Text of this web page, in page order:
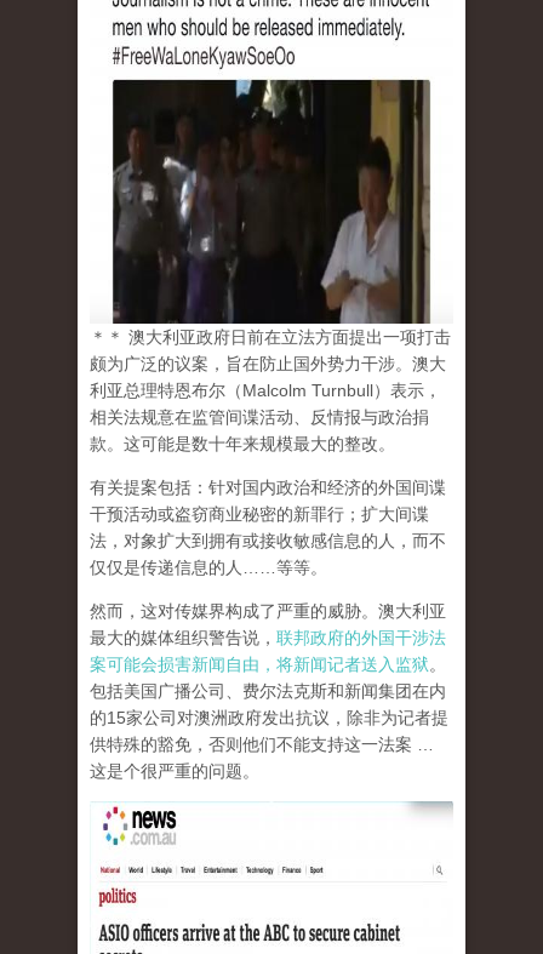
＊＊ 澳大利亚政府日前在立法方面提出一项打击
颇为广泛的议案，旨在防止国外势力干涉。澳大
利亚总理特恩布尔（Malcolm Turnbull）表示，
相关法规意在监管间谍活动、反情报与政治捐
款。这可能是数十年来规模最大的整改。
有关提案包括：针对国内政治和经济的外国间谍
干预活动或盗窃商业秘密的新罪行；扩大间谍
法，对象扩大到拥有或接收敏感信息的人，而不
仅仅是传递信息的人……等等。
然而，这对传媒界构成了严重的威胁。澳大利亚
最大的媒体组织警告说， 联邦政府的外国干涉法
案可能会损害新闻自由，将新闻记者送入监狱。
包括美国广播公司、费尔法克斯和新闻集团在内
的15家公司对澳洲政府发出抗议，除非为记者提
供特殊的豁免，否则他们不能支持这一法案 …
这是个很严重的问题。